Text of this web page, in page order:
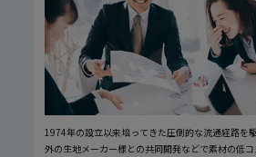
1974年の設立以来培ってきた圧倒的な流通経路を
外の生地メーカー様との共同開発などで素材の低コ